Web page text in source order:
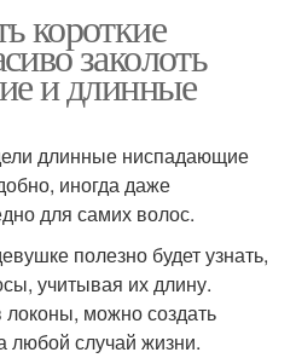
короткие
заколоть
и длинные
длинные ниспадающие
иногда даже
для самих волос.
полезно будет узнать,
учитывая их длину.
локоны, можно создать
любой случай жизни.